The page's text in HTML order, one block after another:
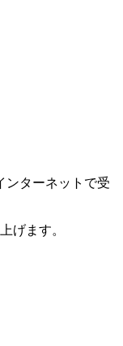
ンターネットで受
げます。